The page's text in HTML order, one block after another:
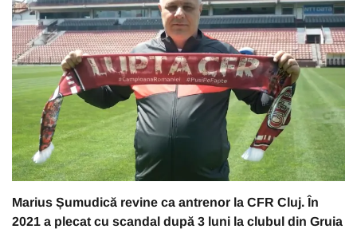
Marius Șumudică revine ca antrenor la CFR Cluj. În
2021 a plecat cu scandal după 3 luni la clubul din Gruia